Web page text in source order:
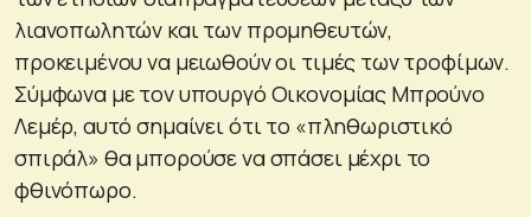
λιανοπωλητών και των προμηθευτών,
προκειμένου να μειωθούν οι τιμές των τροφίμων.
Σύμφωνα με τον υπουργό Οικονομίας Μπρούνο
Λεμέρ, αυτό σημαίνει ότι το «πληθωριστικό
σπιράλ» θα μπορούσε να σπάσει μέχρι το
φθινόπωρο.